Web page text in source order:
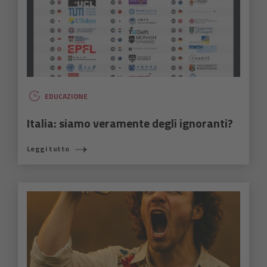
EDUCAZIONE
Italia: siamo veramente degli ignoranti?
Leggi tutto